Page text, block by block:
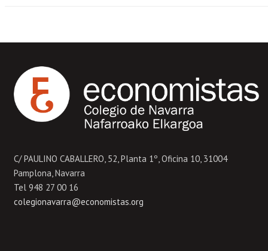
C/ PAULINO CABALLERO, 52, Planta 1º, Oficina 10, 31004
Pamplona, Navarra
Tel 948 27 00 16
colegionavarra@economistas.org